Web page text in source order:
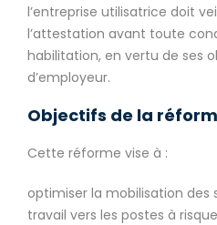
l’entreprise utilisatrice doit
l’attestation avant toute
habilitation, en vertu de ses
d’employeur.
Objectifs de la
Cette réforme vise à :
optimiser la mobilisation des
travail vers les postes à